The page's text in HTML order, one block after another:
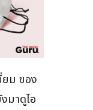
ยม ของ
มาดูไอ